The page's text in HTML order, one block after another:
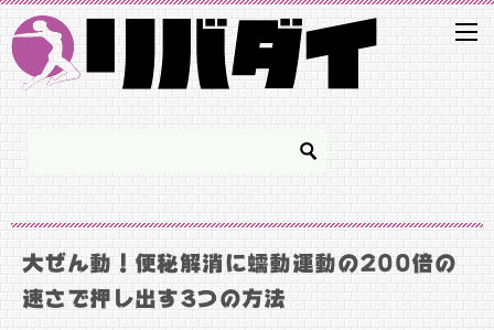
大ぜん動！便秘解消に蠕動運動の200倍の
速さで押し出す3つの方法